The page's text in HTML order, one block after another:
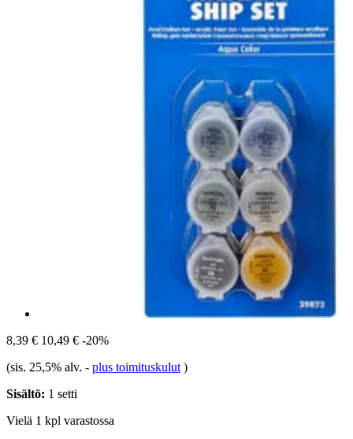
8,39 € 10,49 € -20%
(sis. 25,5% alv. - plus toimituskulut )
Sisältö: 1 setti
Vielä 1 kpl varastossa